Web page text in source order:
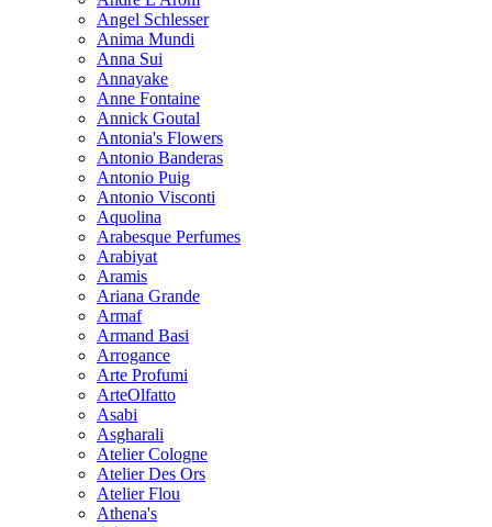
Angel Schlesser
Anima Mundi
Anna Sui
Annayake
Anne Fontaine
Annick Goutal
Antonia's Flowers
Antonio Banderas
Antonio Puig
Antonio Visconti
Aquolina
Arabesque Perfumes
Arabiyat
Aramis
Ariana Grande
Armaf
Armand Basi
Arrogance
Arte Profumi
ArteOlfatto
Asabi
Asgharali
Atelier Cologne
Atelier Des Ors
Atelier Flou
Athena's